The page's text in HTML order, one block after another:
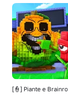
[👮] Piante e